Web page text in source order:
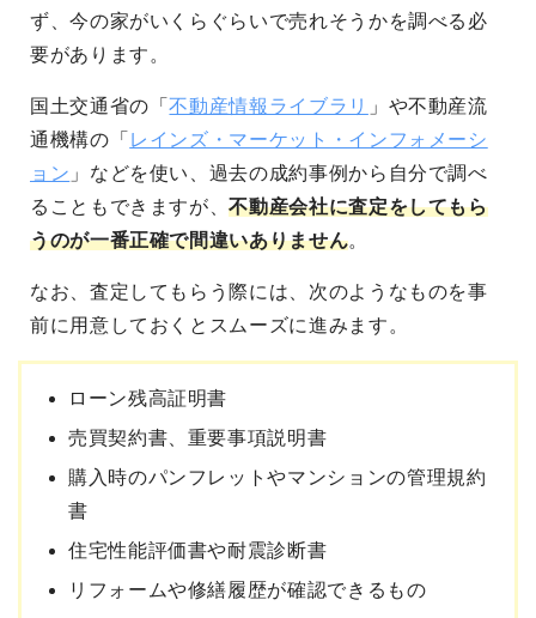
ず、今の家がいくらぐらいで売れそうかを調べる必
要があります。
国土交通省の「不動産情報ライブラリ 」や不動産流
通機構の「 レインズ・マーケット・インフォメーシ
ョン 」などを使い、過去の成約事例から自分で調べ
ることもできますが、不動産会社に査定をしてもら
うのが一番正確で間違いありません。
なお、査定してもらう際には、次のようなものを事
前に用意しておくとスムーズに進みます。
ローン残高証明書
売買契約書、重要事項説明書
購入時のパンフレットやマンションの管理規約
書
住宅性能評価書や耐震診断書
リフォームや修繕履歴が確認できるもの